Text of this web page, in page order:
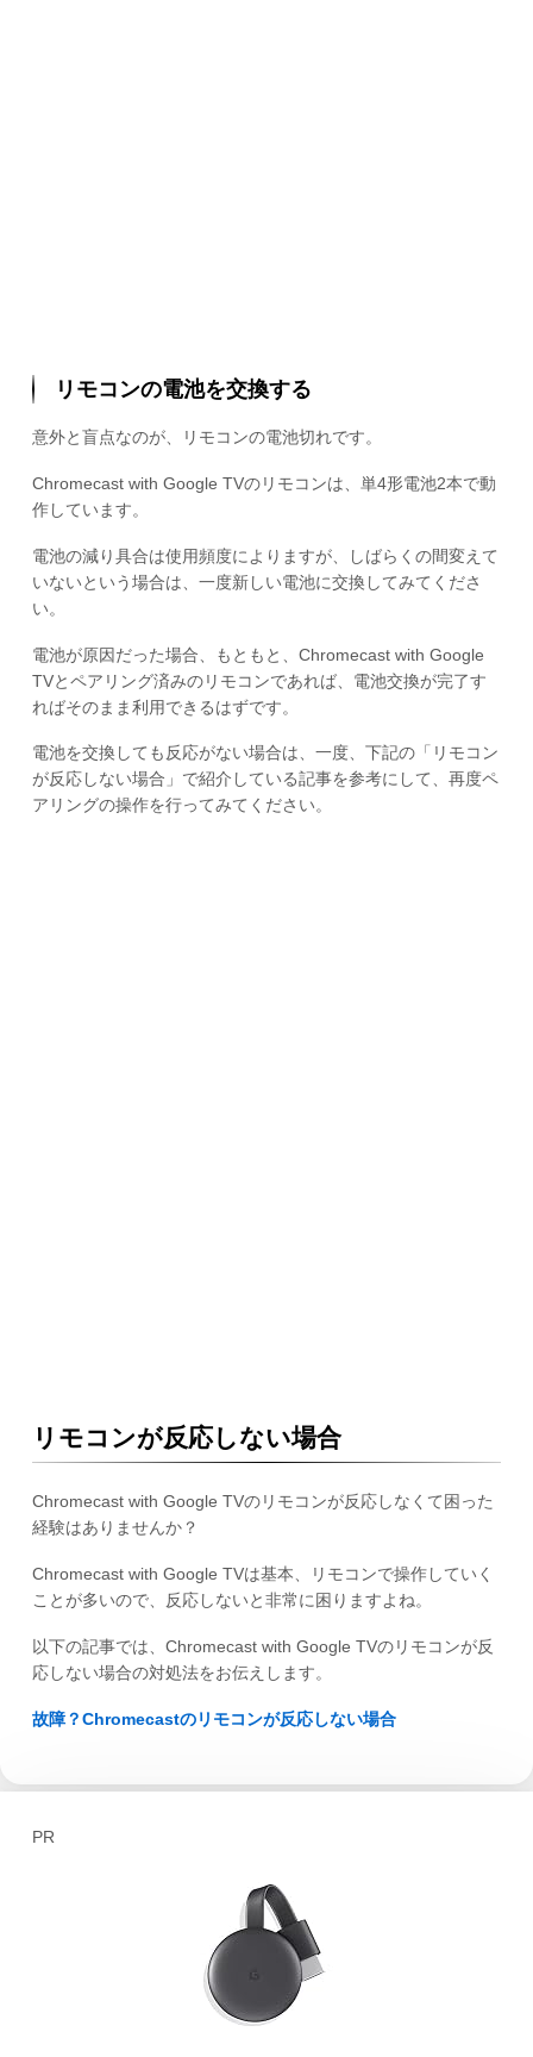
リモコンの電池を交換する
意外と盲点なのが、リモコンの電池切れです。
Chromecast with Google TVのリモコンは、単4形電池2本で動
作しています。
電池の減り具合は使用頻度によりますが、しばらくの間変えて
いないという場合は、一度新しい電池に交換してみてくださ
い。
電池が原因だった場合、もともと、Chromecast with Google
TVとペアリング済みのリモコンであれば、電池交換が完了す
ればそのまま利用できるはずです。
電池を交換しても反応がない場合は、一度、下記の「リモコン
が反応しない場合」で紹介している記事を参考にして、再度ペ
アリングの操作を行ってみてください。
リモコンが反応しない場合
Chromecast with Google TVのリモコンが反応しなくて困った
経験はありませんか？
Chromecast with Google TVは基本、リモコンで操作していく
ことが多いので、反応しないと非常に困りますよね。
以下の記事では、Chromecast with Google TVのリモコンが反
応しない場合の対処法をお伝えします。
故障？Chromecastのリモコンが反応しない場合
PR